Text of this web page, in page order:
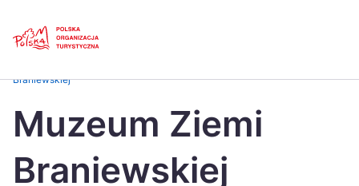
Česká
Dansk
Braniewskiej
Muzeum Ziemi
Braniewskiej